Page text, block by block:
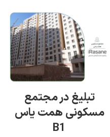
تبلیغ در مجتمع
مسکونی همت یاس
B1